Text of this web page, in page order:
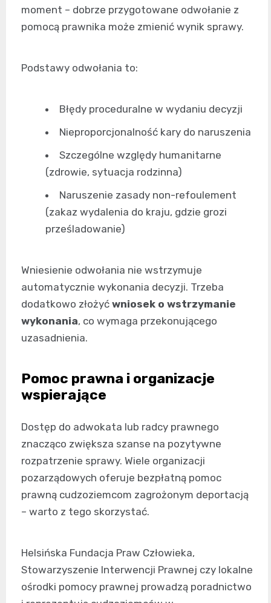
moment – dobrze przygotowane odwołanie z
pomocą prawnika może zmienić wynik sprawy.
Podstawy odwołania to:
Błędy proceduralne w wydaniu decyzji
Nieproporcjonalność kary do naruszenia
Szczególne względy humanitarne
(zdrowie, sytuacja rodzinna)
Naruszenie zasady non-refoulement
(zakaz wydalenia do kraju, gdzie grozi
prześladowanie)
Wniesienie odwołania nie wstrzymuje
automatycznie wykonania decyzji. Trzeba
dodatkowo złożyć wniosek o wstrzymanie
wykonania, co wymaga przekonującego
uzasadnienia.
Pomoc prawna i organizacje
wspierające
Dostęp do adwokata lub radcy prawnego
znacząco zwiększa szanse na pozytywne
rozpatrzenie sprawy. Wiele organizacji
pozarządowych oferuje bezpłatną pomoc
prawną cudzoziemcom zagrożonym deportacją
– warto z tego skorzystać.
Helsińska Fundacja Praw Człowieka,
Stowarzyszenie Interwencji Prawnej czy lokalne
ośrodki pomocy prawnej prowadzą poradnictwo